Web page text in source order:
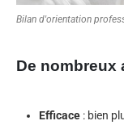
Bilan d'orientation
De nombreux
Efficace : bien